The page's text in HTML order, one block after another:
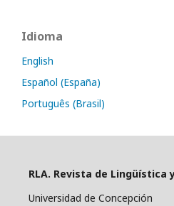
Idioma
English
Español (España)
Português (Brasil)
RLA. Revista de Lingüística
Universidad de Concepción